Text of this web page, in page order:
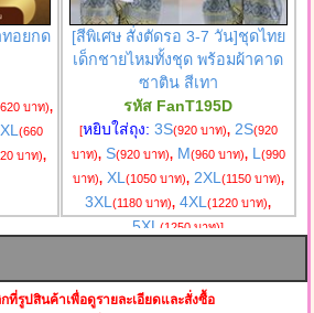
อยกด
บาท),
(660
บาท),
[สีพิเศษ สั่งตัดรอ 3-7 วัน]ชุดไทย
เด็กชายไหมทั้งชุด พร้อมผ้าคาด
ซาติน สีเทา
รหัส FanT195D
[หยิบใส่ถุง: 3S(920 บาท), 2S(920
บาท), S(920 บาท), M(960 บาท), L (990
บาท), XL (1050 บาท), 2XL (1150 บาท),
3XL(1180 บาท), 4XL(1220 บาท),
5XL(1250 บาท)]
ที่รูปสินค้าเพื่อดูรายละเอียดและสั่งซื้อ